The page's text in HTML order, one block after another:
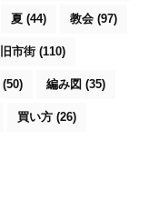
夏 (44) 教会 (97)
旧市街 (110)
(50) 編み図 (35)
買い方 (26)